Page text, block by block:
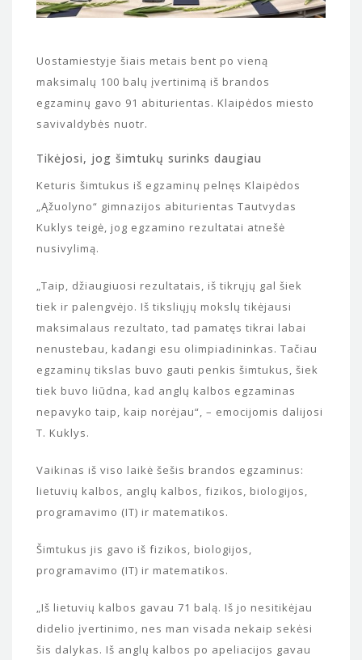
Uostamiestyje šiais metais bent po vieną
maksimalų 100 balų įvertinimą iš brandos
egzaminų gavo 91 abiturientas. Klaipėdos miesto
savivaldybės nuotr.
Tikėjosi, jog šimtukų surinks daugiau
Keturis šimtukus iš egzaminų pelnęs Klaipėdos
„Ąžuolyno“ gimnazijos abiturientas Tautvydas
Kuklys teigė, jog egzamino rezultatai atnešė
nusivylimą.
„Taip, džiaugiuosi rezultatais, iš tikrųjų gal šiek
tiek ir palengvėjo. Iš tiksliųjų mokslų tikėjausi
maksimalaus rezultato, tad pamatęs tikrai labai
nenustebau, kadangi esu olimpiadininkas. Tačiau
egzaminų tikslas buvo gauti penkis šimtukus, šiek
tiek buvo liūdna, kad anglų kalbos egzaminas
nepavyko taip, kaip norėjau“, – emocijomis dalijosi
T. Kuklys.
Vaikinas iš viso laikė šešis brandos egzaminus:
lietuvių kalbos, anglų kalbos, fizikos, biologijos,
programavimo (IT) ir matematikos.
Šimtukus jis gavo iš fizikos, biologijos,
programavimo (IT) ir matematikos.
„Iš lietuvių kalbos gavau 71 balą. Iš jo nesitikėjau
didelio įvertinimo, nes man visada nekaip sekėsi
šis dalykas. Iš anglų kalbos po apeliacijos gavau